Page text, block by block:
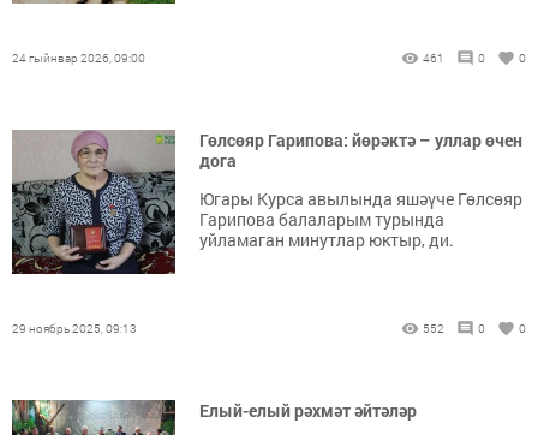
24 гыйнвар 2026, 09:00 461 0 0
Гөлсөяр Гарипова: йөрәктә – уллар өчен
дога
Югары Курса авылында яшәүче Гөлсөяр
Гарипова балаларым турында
уйламаган минутлар юктыр, ди.
29 ноябрь 2025, 09:13 552 0 0
Елый-елый рәхмәт әйтәләр